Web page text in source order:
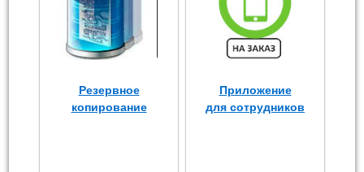
Резервное
копирование
Приложение
для сотрудников